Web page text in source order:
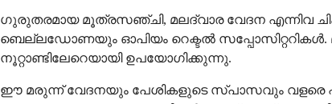
ഗുരുതരമായ മൂത്രസഞ്ചി, മലദ്വാര വേദന എന്നിവ
ബെല്ലഡോണയും ഓപിയം റെക്ടൽ
നൂറ്റാണ്ടിലേറെയായി ഉപയോഗിക്കുന്നു.
ഈ മരുന്ന് വേദനയും പേശികളുടെ സ്പാസവും വളരെ